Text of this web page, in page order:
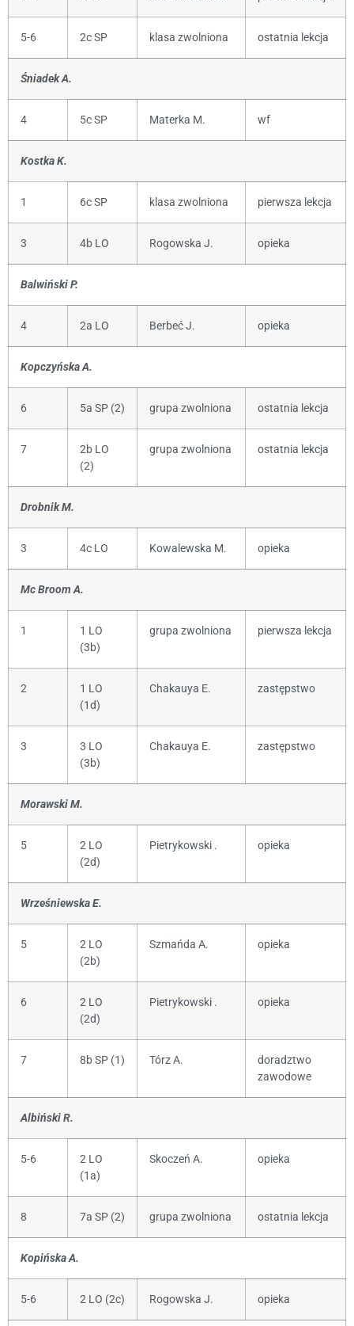
5-6 2c SP klasa zwolniona ostatnia lekcja
Śniadek A.
4 5c SP Materka M. wf
Kostka K.
1 6c SP klasa zwolniona pierwsza lekcja
3 4b LO Rogowska J. opieka
Balwiński P.
4 2a LO Berbeć J. opieka
Kopczyńska A.
6 5a SP (2) grupa zwolniona ostatnia lekcja
7
2b LO
(2)
grupa zwolniona ostatnia lekcja
Drobnik M.
3 4c LO Kowalewska M. opieka
Mc Broom A.
1
1 LO
(3b)
grupa zwolniona pierwsza lekcja
2
1 LO
(1d)
Chakauya E. zastępstwo
3
3 LO
(3b)
Chakauya E. zastępstwo
Morawski M.
5
2 LO
(2d)
Pietrykowski . opieka
Wrześniewska E.
5
2 LO
(2b)
Szmańda A. opieka
6
2 LO
(2d)
Pietrykowski . opieka
7 8b SP (1) Tórz A.
doradztwo
zawodowe
Albiński R.
5-6
2 LO
(1a)
Skoczeń A. opieka
8 7a SP (2) grupa zwolniona ostatnia lekcja
Kopińska A.
5-6 2 LO (2c) Rogowska J. opieka